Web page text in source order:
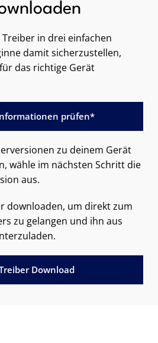
in drei einfachen
damit sicherzustellen,
das richtige Gerät
prüfen*
zu deinem Gerät
wähle im nächsten Schritt die
aus.
downloaden, um direkt zum
zu gelangen und ihn aus
Download